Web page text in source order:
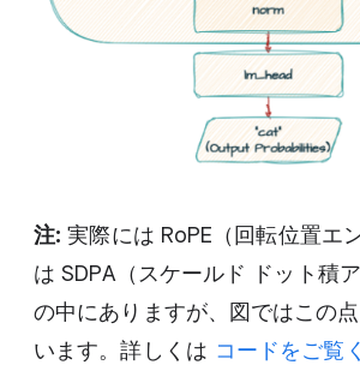
注:実際には RoPE（回転位置エ
は SDPA（スケールド ドット積
の中にありますが、図ではこの
います。詳しくは コードをご覧